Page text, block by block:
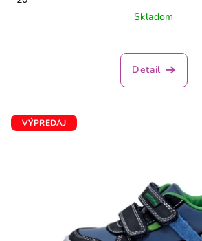
Skladom
hodnotenie
produktu
Detail
VÝPREDAJ